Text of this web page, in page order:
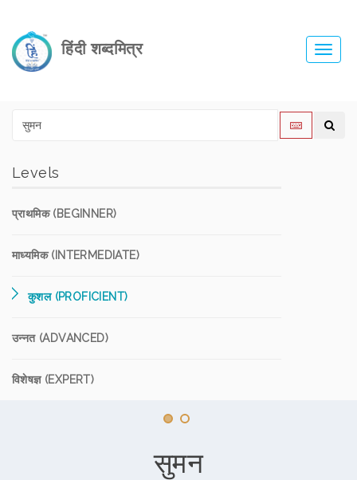
हिंदी शब्दमित्र
Levels
प्राथमिक (BEGINNER)
माध्यमिक (INTERMEDIATE)
कुशल (PROFICIENT)
उन्नत (ADVANCED)
विशेषज्ञ (EXPERT)
सुमन